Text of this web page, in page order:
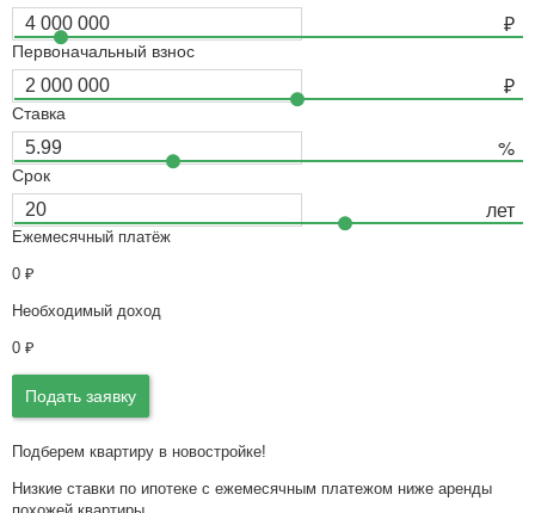
Первоначальный взнос
Ставка
Срок
Ежемесячный платёж
0 ₽
Необходимый доход
0 ₽
Подать заявку
Подберем квартиру в новостройке!
Низкие ставки по ипотеке с ежемесячным платежом ниже аренды